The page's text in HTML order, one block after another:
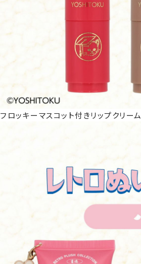
フロッキーマスコット付きリップクリーム